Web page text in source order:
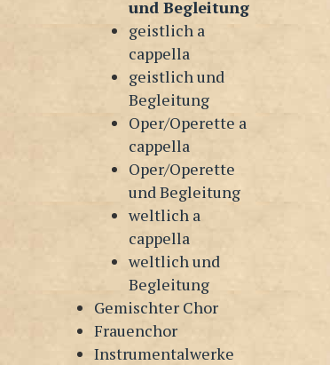
und Begleitung
geistlich a
cappella
geistlich und
Begleitung
Oper/Operette a
cappella
Oper/Operette
und Begleitung
weltlich a
cappella
weltlich und
Begleitung
Gemischter Chor
Frauenchor
Instrumentalwerke